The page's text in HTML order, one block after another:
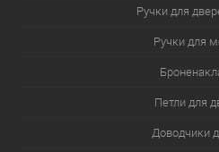
Ручки для
Ручки для
Петли для
Доводчики